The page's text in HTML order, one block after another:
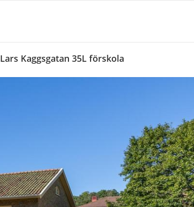
Lars Kaggsgatan 35L förskola